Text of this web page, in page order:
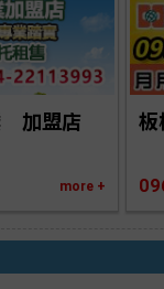
加盟店
more +
板